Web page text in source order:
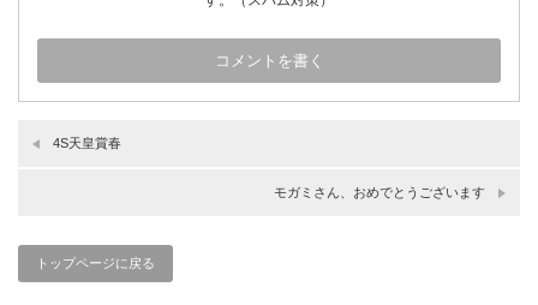
4S天皇賞春
モガミさん、おめでとうございます
トップページに戻る